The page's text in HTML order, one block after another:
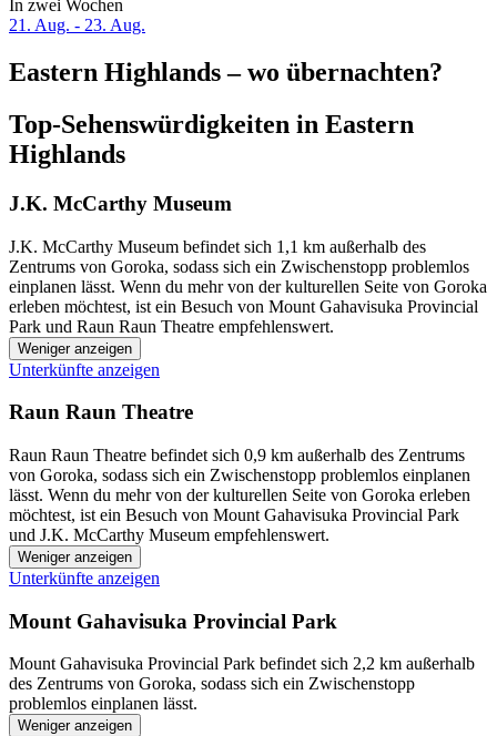
In zwei Wochen
21. Aug. - 23. Aug.
Eastern Highlands – wo übernachten?
Top-Sehenswürdigkeiten in Eastern
Highlands
J.K. McCarthy Museum
J.K. McCarthy Museum befindet sich 1,1 km außerhalb des
Zentrums von Goroka, sodass sich ein Zwischenstopp problemlos
einplanen lässt. Wenn du mehr von der kulturellen Seite von Goroka
erleben möchtest, ist ein Besuch von Mount Gahavisuka Provincial
Park und Raun Raun Theatre empfehlenswert.
Weniger anzeigen
Unterkünfte anzeigen
Raun Raun Theatre
Raun Raun Theatre befindet sich 0,9 km außerhalb des Zentrums
von Goroka, sodass sich ein Zwischenstopp problemlos einplanen
lässt. Wenn du mehr von der kulturellen Seite von Goroka erleben
möchtest, ist ein Besuch von Mount Gahavisuka Provincial Park
und J.K. McCarthy Museum empfehlenswert.
Weniger anzeigen
Unterkünfte anzeigen
Mount Gahavisuka Provincial Park
Mount Gahavisuka Provincial Park befindet sich 2,2 km außerhalb
des Zentrums von Goroka, sodass sich ein Zwischenstopp
problemlos einplanen lässt.
Weniger anzeigen